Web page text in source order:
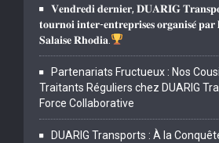
𝐕𝐞𝐧𝐝𝐫𝐞𝐝𝐢 𝐝𝐞𝐫𝐧𝐢𝐞𝐫, 𝐃𝐔𝐀𝐑𝐈𝐆
𝐭𝐨𝐮𝐫𝐧𝐨𝐢 𝐢𝐧𝐭𝐞𝐫-𝐞𝐧𝐭𝐫𝐞𝐩𝐫𝐢𝐬𝐞𝐬 𝐨𝐫𝐠𝐚𝐧𝐢𝐬𝐞́
𝐒𝐚𝐥𝐚𝐢𝐬𝐞 𝐑𝐡𝐨𝐝𝐢𝐚.
Partenariats Fructueux : Nos
Traitants Réguliers chez DUARIG
Force Collaborative
DUARIG Transports : À la